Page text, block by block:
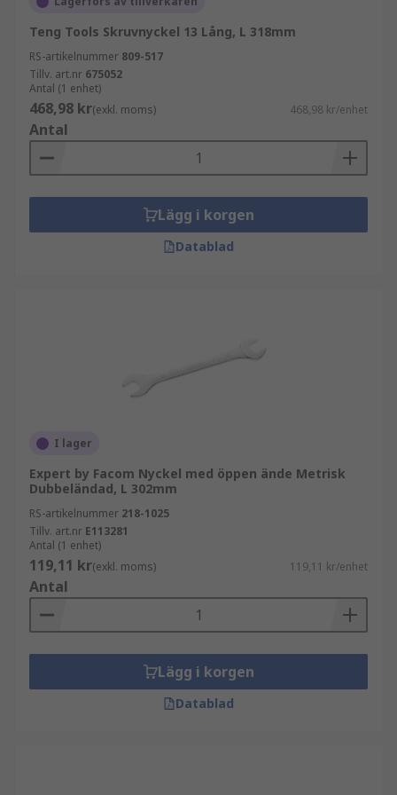
Teng Tools Skruvnyckel 13 Lång, L 318mm
RS-artikelnummer 809-517
Tillv. art.nr 675052
Antal (1 enhet)
468,98 kr(exkl. moms) 468,98 kr/enhet
Antal
Lägg i korgen
Datablad
I lager
Expert by Facom Nyckel med öppen ände Metrisk
Dubbeländad, L 302mm
RS-artikelnummer 218-1025
Tillv. art.nr E113281
Antal (1 enhet)
119,11 kr(exkl. moms) 119,11 kr/enhet
Antal
Lägg i korgen
Datablad